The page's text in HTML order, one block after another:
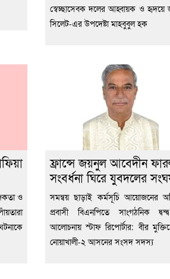
স্বেচ্ছাসেবক দলের আহ্বায়ক ও হৃদয়ে
সিলেট-এর উপদেষ্টা মাহবুবুল হক
ও
ফ্রান্সে জয়নুল আবেদীন
সংবর্ধনা ঘিরে যুবদলের
সমন্বয় ছাড়াই কর্মসূচি আয়োজনের
প্রবাসী বিএনপিতে সাংগঠনিক
আলোচনায় স্টাফ রিপোর্টার: বীর
নোয়াখালী-২ আসনের সংসদ সদস্য